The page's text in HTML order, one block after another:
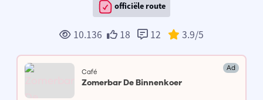
officiële route
10.136 18 12 3.9/5
Café Ad
Zomerbar De Binnenkoer